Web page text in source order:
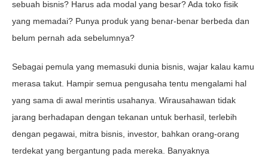
sebuah bisnis? Harus ada modal yang besar? Ada toko fisik
yang memadai? Punya produk yang benar-benar berbeda dan
belum pernah ada sebelumnya?
Sebagai pemula yang memasuki dunia bisnis, wajar kalau kamu
merasa takut. Hampir semua pengusaha tentu mengalami hal
yang sama di awal merintis usahanya. Wirausahawan tidak
jarang berhadapan dengan tekanan untuk berhasil, terlebih
dengan pegawai, mitra bisnis, investor, bahkan orang-orang
terdekat yang bergantung pada mereka. Banyaknya